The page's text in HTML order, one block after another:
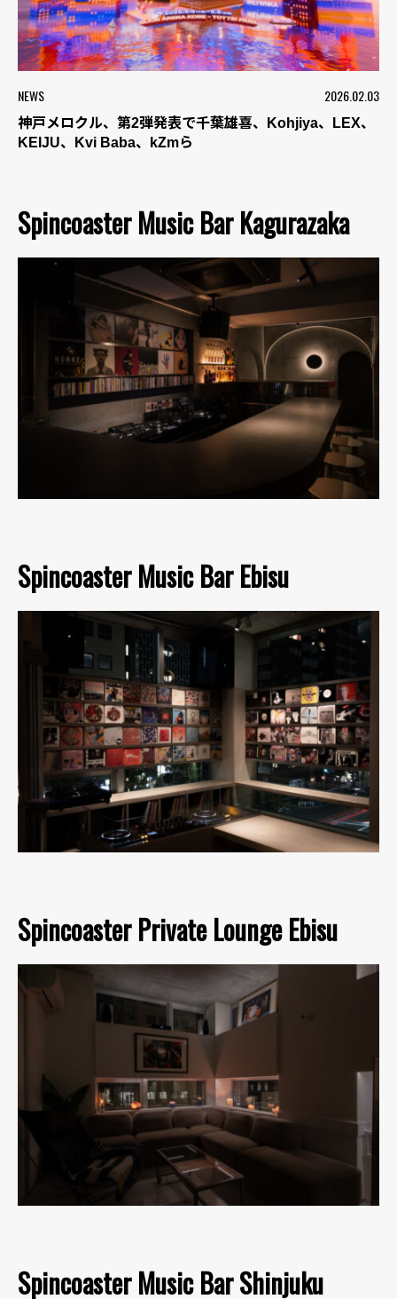
NEWS 2026.02.03
神戸メロクル、第2弾発表で千葉雄喜、Kohjiya、LEX、
KEIJU、Kvi Baba、kZmら
Spincoaster Music Bar Kagurazaka
Spincoaster Music Bar Ebisu
Spincoaster Private Lounge Ebisu
Spincoaster Music Bar Shinjuku